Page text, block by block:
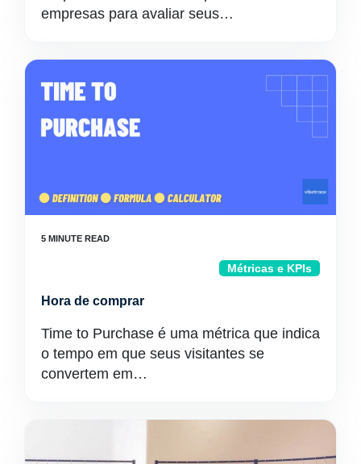
empresas para avaliar seus…
Métricas e KPIs
Hora de comprar
Time to Purchase é uma métrica que indica
o tempo em que seus visitantes se
convertem em…